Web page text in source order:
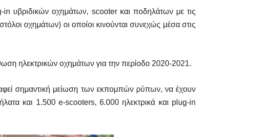
in υβριδικών οχημάτων, scooter και ποδηλάτων με τις
οχημάτων) οι οποίοι κινούνται συνεχώς μέσα στις
ηλεκτρικών οχημάτων για την περίοδο 2020-2021.
σημαντική μείωση των εκπομπών ρύπων, να έχουν
και 1.500 e-scooters, 6.000 ηλεκτρικά και plug-in